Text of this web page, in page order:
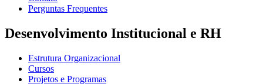
Perguntas Frequentes
Desenvolvimento Institucional e RH
Estrutura Organizacional
Cursos
Projetos e Programas